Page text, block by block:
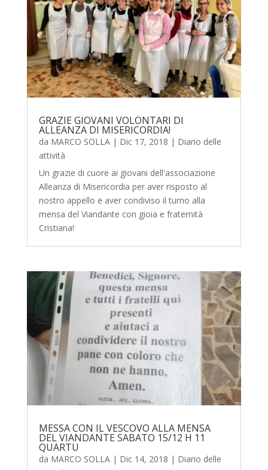
GRAZIE GIOVANI VOLONTARI DI
ALLEANZA DI MISERICORDIA!
da MARCO SOLLA| Dic 17, 2018 | Diario delle
attività
Un grazie di cuore ai giovani dell'associazione
Alleanza di Misericordia per aver risposto al
nostro appello e aver condiviso il turno alla
mensa del Viandante con gioia e fraternità
Cristiana!
MESSA CON IL VESCOVO ALLA MENSA
DEL VIANDANTE SABATO 15/12 H 11
QUARTU
da MARCO SOLLA| Dic 14, 2018 | Diario delle